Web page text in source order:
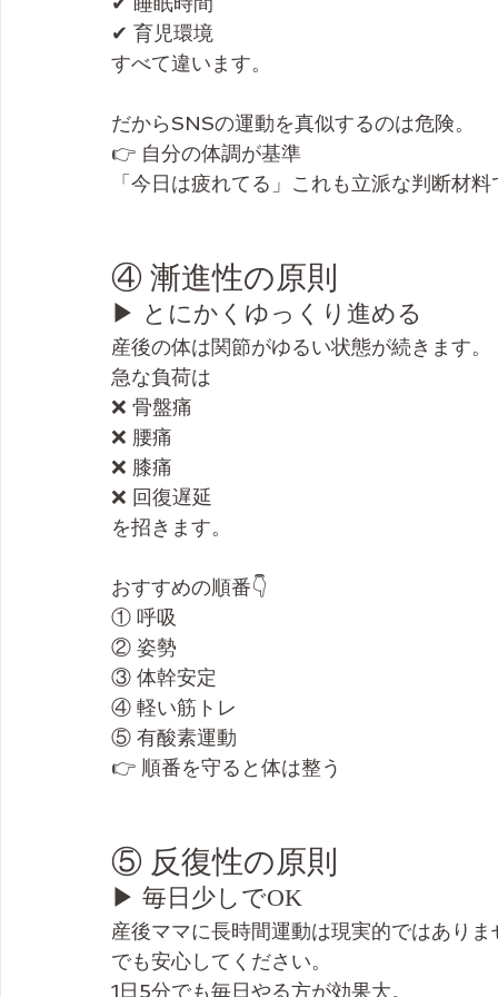
✔ 育児環境
すべて違います。
だからSNSの運動を真似するのは危険。
👉 自分の体調が基準
「今日は疲れてる」これも立派な判断材料
④ 漸進性の原則
▶ とにかくゆっくり進める
産後の体は関節がゆるい状態が続きます。
急な負荷は
❌ 骨盤痛
❌ 腰痛
❌ 膝痛
❌ 回復遅延
を招きます。
おすすめの順番👇
① 呼吸
② 姿勢
③ 体幹安定
④ 軽い筋トレ
⑤ 有酸素運動
👉 順番を守ると体は整う
⑤ 反復性の原則
▶ 毎日少しでOK
産後ママに長時間運動は現実的ではありま
でも安心してください。
1日5分でも毎日やる方が効果大。